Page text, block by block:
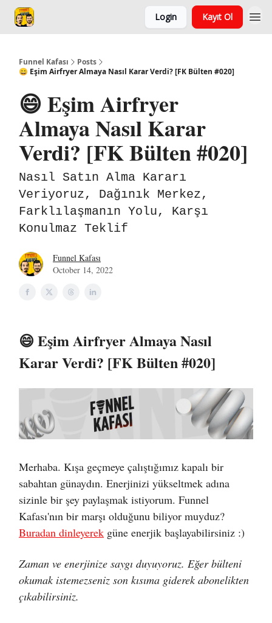
Login Kayıt Ol
Funnel Kafası
Posts
😄 Eşim Airfryer Almaya Nasıl Karar Verdi? [FK Bülten #020]
😄 Eşim Airfryer
Almaya Nasıl Karar
Verdi? [FK Bülten #020]
Nasıl Satın Alma Kararı
Veriyoruz, Dağınık Merkez,
Farklılaşmanın Yolu, Karşı
Konulmaz Teklif
Funnel Kafası
October 14, 2022
😄 Eşim Airfryer Almaya Nasıl
Karar Verdi? [FK Bülten #020]
Merhaba. Kışa geçmeye çalıştığımız kapalı bir
sabahtan günaydın. Enerjinizi yükseltmek adına
sizinle bir şey paylaşmak istiyorum. Funnel
Kafası'nın bir marşı olduğunu biliyor muyduz?
Buradan dinleyerek güne enerjik başlayabilirsiniz :)
Zaman ve enerjinize saygı duyuyoruz. Eğer bülteni
okumak istemezseniz son kısıma giderek abonelikten
çıkabilirsiniz.